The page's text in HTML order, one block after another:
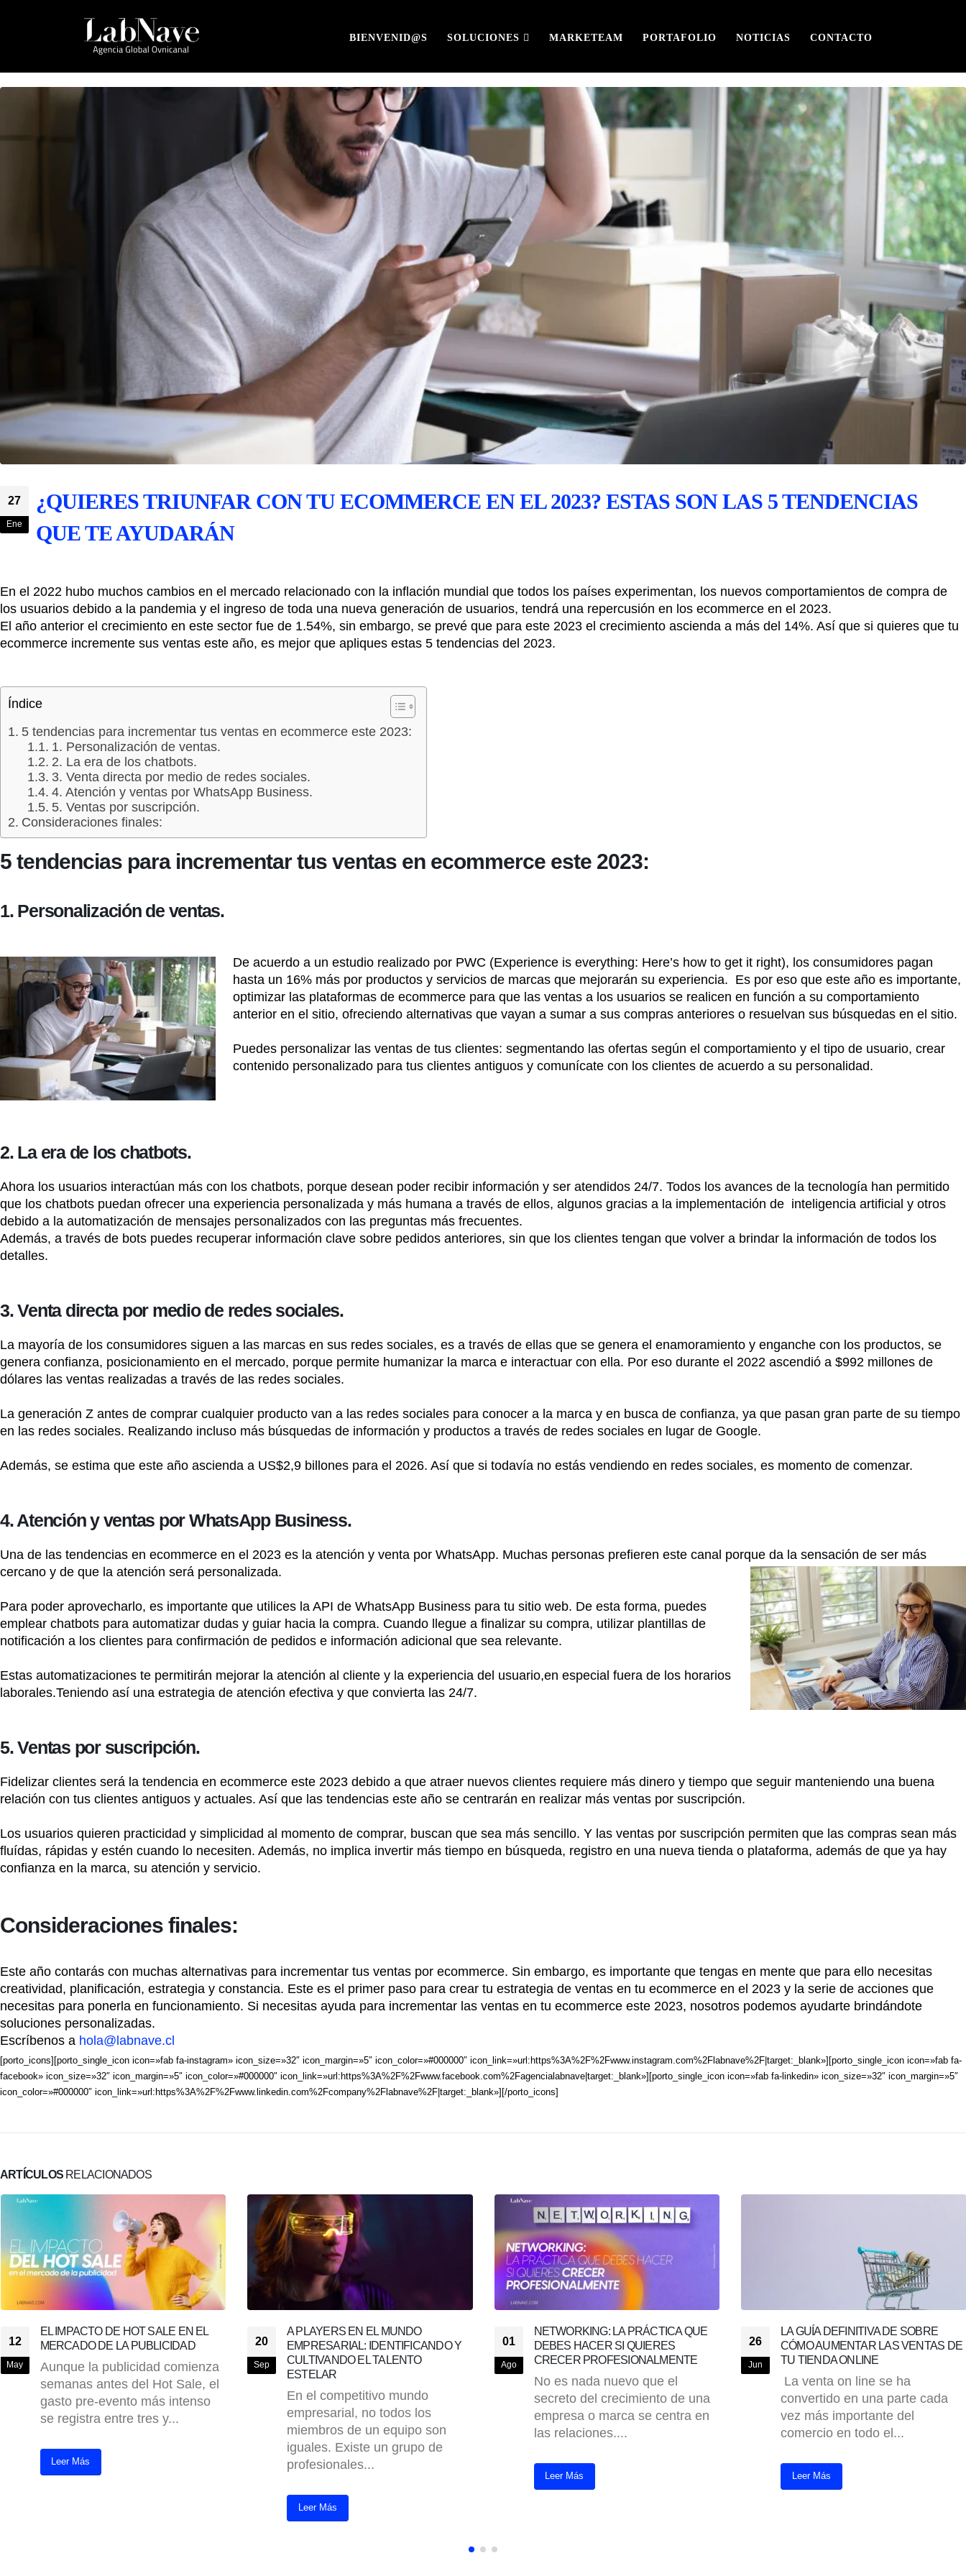
BIENVENID@S SOLUCIONES MARKETEAM PORTAFOLIO NOTICIAS CONTACTO
27
Ene
¿QUIERES TRIUNFAR CON TU ECOMMERCE EN EL 2023? ESTAS SON LAS 5 TENDENCIAS
QUE TE AYUDARÁN
En el 2022 hubo muchos cambios en el mercado relacionado con la inflación mundial que todos los países experimentan, los nuevos comportamientos de compra de
los usuarios debido a la pandemia y el ingreso de toda una nueva generación de usuarios, tendrá una repercusión en los ecommerce en el 2023.
El año anterior el crecimiento en este sector fue de 1.54%, sin embargo, se prevé que para este 2023 el crecimiento ascienda a más del 14%. Así que si quieres que tu
ecommerce incremente sus ventas este año, es mejor que apliques estas 5 tendencias del 2023.
Índice
5 tendencias para incrementar tus ventas en ecommerce este 2023:
1. Personalización de ventas.
2. La era de los chatbots.
3. Venta directa por medio de redes sociales.
4. Atención y ventas por WhatsApp Business.
5. Ventas por suscripción.
Consideraciones finales:
5 tendencias para incrementar tus ventas en ecommerce este 2023:
1. Personalización de ventas.
De acuerdo a un estudio realizado por PWC (Experience is everything: Here’s how to get it right), los consumidores pagan
hasta un 16% más por productos y servicios de marcas que mejorarán su experiencia. Es por eso que este año es importante,
optimizar las plataformas de ecommerce para que las ventas a los usuarios se realicen en función a su comportamiento
anterior en el sitio, ofreciendo alternativas que vayan a sumar a sus compras anteriores o resuelvan sus búsquedas en el sitio.
Puedes personalizar las ventas de tus clientes: segmentando las ofertas según el comportamiento y el tipo de usuario, crear
contenido personalizado para tus clientes antiguos y comunícate con los clientes de acuerdo a su personalidad.
2. La era de los chatbots.
Ahora los usuarios interactúan más con los chatbots, porque desean poder recibir información y ser atendidos 24/7. Todos los avances de la tecnología han permitido
que los chatbots puedan ofrecer una experiencia personalizada y más humana a través de ellos, algunos gracias a la implementación de inteligencia artificial y otros
debido a la automatización de mensajes personalizados con las preguntas más frecuentes.
Además, a través de bots puedes recuperar información clave sobre pedidos anteriores, sin que los clientes tengan que volver a brindar la información de todos los
detalles.
3. Venta directa por medio de redes sociales.
La mayoría de los consumidores siguen a las marcas en sus redes sociales, es a través de ellas que se genera el enamoramiento y enganche con los productos, se
genera confianza, posicionamiento en el mercado, porque permite humanizar la marca e interactuar con ella. Por eso durante el 2022 ascendió a $992 millones de
dólares las ventas realizadas a través de las redes sociales.
La generación Z antes de comprar cualquier producto van a las redes sociales para conocer a la marca y en busca de confianza, ya que pasan gran parte de su tiempo
en las redes sociales. Realizando incluso más búsquedas de información y productos a través de redes sociales en lugar de Google.
Además, se estima que este año ascienda a US$2,9 billones para el 2026. Así que si todavía no estás vendiendo en redes sociales, es momento de comenzar.
4. Atención y ventas por WhatsApp Business.
Una de las tendencias en ecommerce en el 2023 es la atención y venta por WhatsApp. Muchas personas prefieren este canal porque da la sensación de ser más
cercano y de que la atención será personalizada.
Para poder aprovecharlo, es importante que utilices la API de WhatsApp Business para tu sitio web. De esta forma, puedes
emplear chatbots para automatizar dudas y guiar hacia la compra. Cuando llegue a finalizar su compra, utilizar plantillas de
notificación a los clientes para confirmación de pedidos e información adicional que sea relevante.
Estas automatizaciones te permitirán mejorar la atención al cliente y la experiencia del usuario,en especial fuera de los horarios
laborales.Teniendo así una estrategia de atención efectiva y que convierta las 24/7.
5. Ventas por suscripción.
Fidelizar clientes será la tendencia en ecommerce este 2023 debido a que atraer nuevos clientes requiere más dinero y tiempo que seguir manteniendo una buena
relación con tus clientes antiguos y actuales. Así que las tendencias este año se centrarán en realizar más ventas por suscripción.
Los usuarios quieren practicidad y simplicidad al momento de comprar, buscan que sea más sencillo. Y las ventas por suscripción permiten que las compras sean más
fluídas, rápidas y estén cuando lo necesiten. Además, no implica invertir más tiempo en búsqueda, registro en una nueva tienda o plataforma, además de que ya hay
confianza en la marca, su atención y servicio.
Consideraciones finales:
Este año contarás con muchas alternativas para incrementar tus ventas por ecommerce. Sin embargo, es importante que tengas en mente que para ello necesitas
creatividad, planificación, estrategia y constancia. Este es el primer paso para crear tu estrategia de ventas en tu ecommerce en el 2023 y la serie de acciones que
necesitas para ponerla en funcionamiento. Si necesitas ayuda para incrementar las ventas en tu ecommerce este 2023, nosotros podemos ayudarte brindándote
soluciones personalizadas.
Escríbenos a hola@labnave.cl
[porto_icons][porto_single_icon icon=»fab fa-instagram» icon_size=»32″ icon_margin=»5″ icon_color=»#000000″ icon_link=»url:https%3A%2F%2Fwww.instagram.com%2Flabnave%2F|target:_blank»][porto_single_icon icon=»fab fa-
facebook» icon_size=»32″ icon_margin=»5″ icon_color=»#000000″ icon_link=»url:https%3A%2F%2Fwww.facebook.com%2Fagencialabnave|target:_blank»][porto_single_icon icon=»fab fa-linkedin» icon_size=»32″ icon_margin=»5″
icon_color=»#000000″ icon_link=»url:https%3A%2F%2Fwww.linkedin.com%2Fcompany%2Flabnave%2F|target:_blank»][/porto_icons]
ARTÍCULOSRELACIONADOS
20
Sep
A PLAYERS EN EL MUNDO
EMPRESARIAL: IDENTIFICANDO Y
CULTIVANDO EL TALENTO
ESTELAR
En el competitivo mundo
empresarial, no todos los
miembros de un equipo son
iguales. Existe un grupo de
profesionales...
01
Ago
NETWORKING: LA PRÁCTICA QUE
DEBES HACER SI QUIERES
CRECER PROFESIONALMENTE
No es nada nuevo que el
secreto del crecimiento de una
empresa o marca se centra en
las relaciones....
26
Jun
LA GUÍA DEFINITIVA DE SOBRE
CÓMO AUMENTAR LAS VENTAS DE
TU TIENDA ONLINE
La venta on line se ha
convertido en una parte cada
vez más importante del
comercio en todo el...
Leer Más
25
Ago
¿CÓMO APROVECHAR LA
TENDENCIA CRECIENTE DE LAS
MASCOTAS EN CHILE?
Un reciente estudio realizado
por Cadem reveló que el 86%
de los chilenos tiene al menos
una mascota....
Leer Más